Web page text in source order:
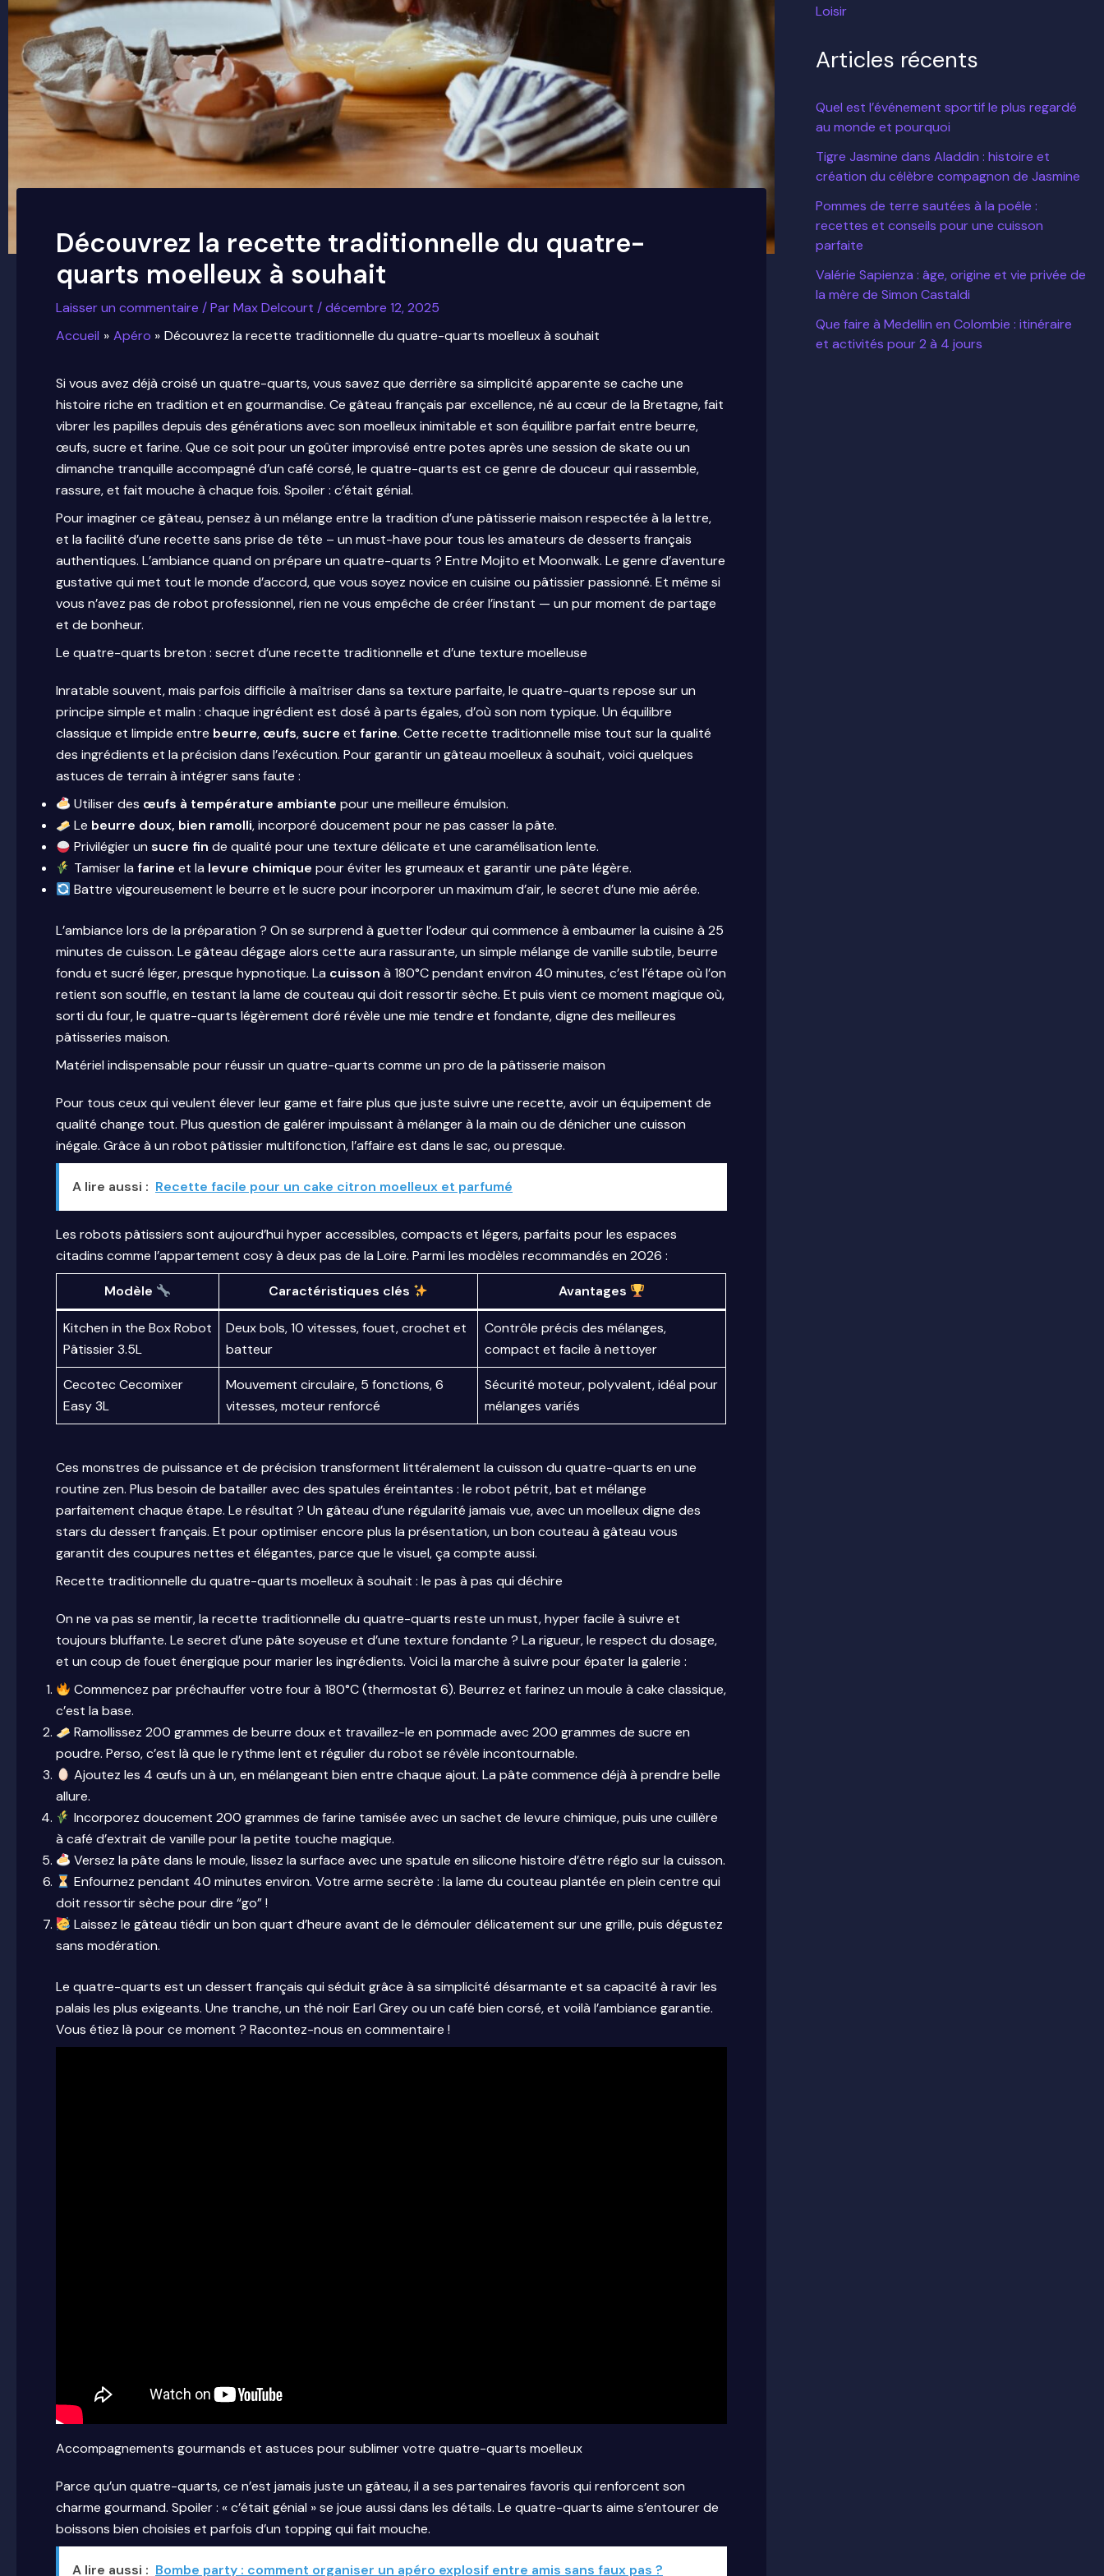
Découvrez la recette traditionnelle du quatre-
quarts moelleux à souhait
Laisser un commentaire / ParMax Delcourt /décembre 12, 2025
Accueil
Apéro Découvrez la recette traditionnelle du quatre-quarts moelleux à souhait
Si vous avez déjà croisé un quatre-quarts, vous savez que derrière sa simplicité apparente se cache une
histoire riche en tradition et en gourmandise. Ce gâteau français par excellence, né au cœur de la Bretagne, fait
vibrer les papilles depuis des générations avec son moelleux inimitable et son équilibre parfait entre beurre,
œufs, sucre et farine. Que ce soit pour un goûter improvisé entre potes après une session de skate ou un
dimanche tranquille accompagné d’un café corsé, le quatre-quarts est ce genre de douceur qui rassemble,
rassure, et fait mouche à chaque fois. Spoiler : c’était génial.
Pour imaginer ce gâteau, pensez à un mélange entre la tradition d’une pâtisserie maison respectée à la lettre,
et la facilité d’une recette sans prise de tête – un must-have pour tous les amateurs de desserts français
authentiques. L’ambiance quand on prépare un quatre-quarts ? Entre Mojito et Moonwalk. Le genre d’aventure
gustative qui met tout le monde d’accord, que vous soyez novice en cuisine ou pâtissier passionné. Et même si
vous n’avez pas de robot professionnel, rien ne vous empêche de créer l’instant — un pur moment de partage
et de bonheur.
Le quatre-quarts breton : secret d’une recette traditionnelle et d’une texture moelleuse
Inratable souvent, mais parfois difficile à maîtriser dans sa texture parfaite, le quatre-quarts repose sur un
principe simple et malin : chaque ingrédient est dosé à parts égales, d’où son nom typique. Un équilibre
classique et limpide entre beurre, œufs,sucre et farine. Cette recette traditionnelle mise tout sur la qualité
des ingrédients et la précision dans l’exécution. Pour garantir un gâteau moelleux à souhait, voici quelques
astuces de terrain à intégrer sans faute :
Utiliser des œufs à température ambiante pour une meilleure émulsion.
Le beurre doux, bien ramolli, incorporé doucement pour ne pas casser la pâte.
Privilégier unsucre fin de qualité pour une texture délicate et une caramélisation lente.
Tamiser lafarine et la levure chimique pour éviter les grumeaux et garantir une pâte légère.
Battre vigoureusement le beurre et le sucre pour incorporer un maximum d’air, le secret d’une mie aérée.
L’ambiance lors de la préparation ? On se surprend à guetter l’odeur qui commence à embaumer la cuisine à 25
minutes de cuisson. Le gâteau dégage alors cette aura rassurante, un simple mélange de vanille subtile, beurre
fondu et sucré léger, presque hypnotique. La cuisson à 180°C pendant environ 40 minutes, c’est l’étape où l’on
retient son souffle, en testant la lame de couteau qui doit ressortir sèche. Et puis vient ce moment magique où,
sorti du four, le quatre-quarts légèrement doré révèle une mie tendre et fondante, digne des meilleures
pâtisseries maison.
Matériel indispensable pour réussir un quatre-quarts comme un pro de la pâtisserie maison
Pour tous ceux qui veulent élever leur game et faire plus que juste suivre une recette, avoir un équipement de
qualité change tout. Plus question de galérer impuissant à mélanger à la main ou de dénicher une cuisson
inégale. Grâce à un robot pâtissier multifonction, l’affaire est dans le sac, ou presque.
A lire aussi : Recette facile pour un cake citron moelleux et parfumé
Les robots pâtissiers sont aujourd’hui hyper accessibles, compacts et légers, parfaits pour les espaces
citadins comme l’appartement cosy à deux pas de la Loire. Parmi les modèles recommandés en 2026 :
Modèle Caractéristiques clés Avantages
Kitchen in the Box Robot
Pâtissier 3.5L
Deux bols, 10 vitesses, fouet, crochet et
batteur
Contrôle précis des mélanges,
compact et facile à nettoyer
Cecotec Cecomixer
Easy 3L
Mouvement circulaire, 5 fonctions, 6
vitesses, moteur renforcé
Sécurité moteur, polyvalent, idéal pour
mélanges variés
Ces monstres de puissance et de précision transforment littéralement la cuisson du quatre-quarts en une
routine zen. Plus besoin de batailler avec des spatules éreintantes : le robot pétrit, bat et mélange
parfaitement chaque étape. Le résultat ? Un gâteau d’une régularité jamais vue, avec un moelleux digne des
stars du dessert français. Et pour optimiser encore plus la présentation, un bon couteau à gâteau vous
garantit des coupures nettes et élégantes, parce que le visuel, ça compte aussi.
Recette traditionnelle du quatre-quarts moelleux à souhait : le pas à pas qui déchire
On ne va pas se mentir, la recette traditionnelle du quatre-quarts reste un must, hyper facile à suivre et
toujours bluffante. Le secret d’une pâte soyeuse et d’une texture fondante ? La rigueur, le respect du dosage,
et un coup de fouet énergique pour marier les ingrédients. Voici la marche à suivre pour épater la galerie :
Commencez par préchauffer votre four à 180°C (thermostat 6). Beurrez et farinez un moule à cake classique,
c’est la base.
Ramollissez 200 grammes de beurre doux et travaillez-le en pommade avec 200 grammes de sucre en
poudre. Perso, c’est là que le rythme lent et régulier du robot se révèle incontournable.
Ajoutez les 4 œufs un à un, en mélangeant bien entre chaque ajout. La pâte commence déjà à prendre belle
allure.
Incorporez doucement 200 grammes de farine tamisée avec un sachet de levure chimique, puis une cuillère
à café d’extrait de vanille pour la petite touche magique.
Versez la pâte dans le moule, lissez la surface avec une spatule en silicone histoire d’être réglo sur la cuisson.
Enfournez pendant 40 minutes environ. Votre arme secrète : la lame du couteau plantée en plein centre qui
doit ressortir sèche pour dire “go” !
Laissez le gâteau tiédir un bon quart d’heure avant de le démouler délicatement sur une grille, puis dégustez
sans modération.
Le quatre-quarts est un dessert français qui séduit grâce à sa simplicité désarmante et sa capacité à ravir les
palais les plus exigeants. Une tranche, un thé noir Earl Grey ou un café bien corsé, et voilà l’ambiance garantie.
Vous étiez là pour ce moment ? Racontez-nous en commentaire !
Accompagnements gourmands et astuces pour sublimer votre quatre-quarts moelleux
Parce qu’un quatre-quarts, ce n’est jamais juste un gâteau, il a ses partenaires favoris qui renforcent son
charme gourmand. Spoiler : « c’était génial » se joue aussi dans les détails. Le quatre-quarts aime s’entourer de
boissons bien choisies et parfois d’un topping qui fait mouche.
A lire aussi : Bombe party : comment organiser un apéro explosif entre amis sans faux pas ?
Loisir
Articles récents
Quel est l’événement sportif le plus regardé
au monde et pourquoi
Tigre Jasmine dans Aladdin : histoire et
création du célèbre compagnon de Jasmine
Pommes de terre sautées à la poêle :
recettes et conseils pour une cuisson
parfaite
Valérie Sapienza : âge, origine et vie privée de
la mère de Simon Castaldi
Que faire à Medellin en Colombie : itinéraire
et activités pour 2 à 4 jours